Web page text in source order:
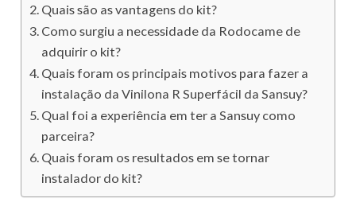
Quais são as vantagens do kit?
Como surgiu a necessidade da Rodocame de
adquirir o kit?
Quais foram os principais motivos para fazer a
instalação da Vinilona R Superfácil da Sansuy?
Qual foi a experiência em ter a Sansuy como
parceira?
Quais foram os resultados em se tornar
instalador do kit?